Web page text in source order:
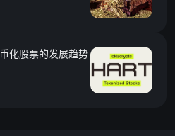
化股票的发展趋势